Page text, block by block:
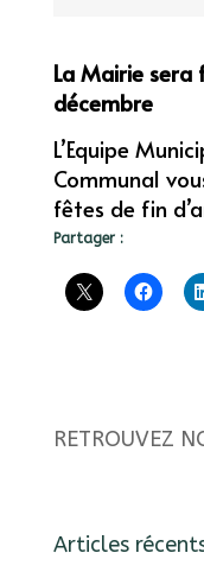
La Mairie sera
décembre
L’Equipe
Communal
fêtes de fin
Partager :
RETROUVEZ
Articles